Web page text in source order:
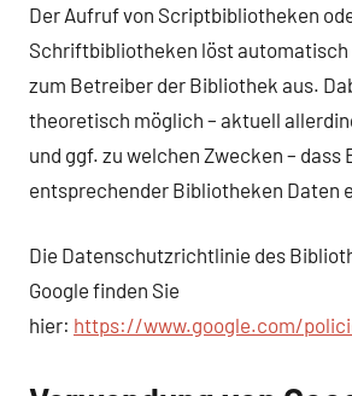
Der Aufruf von Scriptbibliotheken
Schriftbibliotheken löst automatisch
zum Betreiber der Bibliothek aus.
theoretisch möglich – aktuell
und ggf. zu welchen Zwecken – dass
entsprechender Bibliotheken Daten
Die Datenschutzrichtlinie des
Google finden Sie
hier: https://www.google.com/